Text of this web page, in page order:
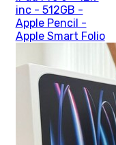
inc - 512GB -
Apple Pencil -
Apple Smart Folio